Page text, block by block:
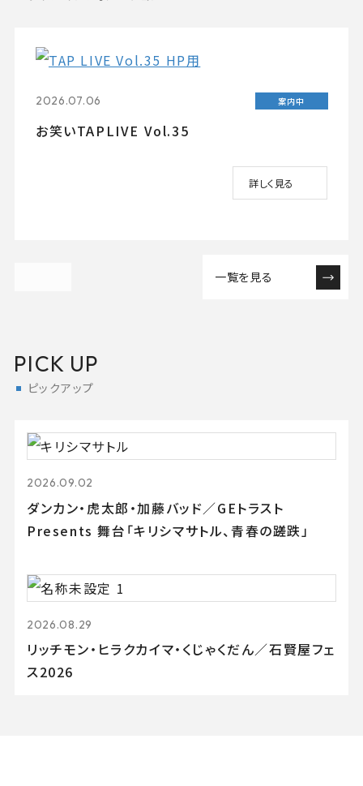
2026.07.06 案内中
お笑いTAPLIVE Vol.35
詳しく見る
一覧を見る
PICK UP
ピックアップ
2026.09.02
ダンカン・虎太郎・加藤バッド／GEトラスト
Presents 舞台「キリシマサトル、青春の蹉跌」
2026.08.29
リッチモン・ヒラクカイマ・くじゃくだん／石賢屋フェ
ス2026